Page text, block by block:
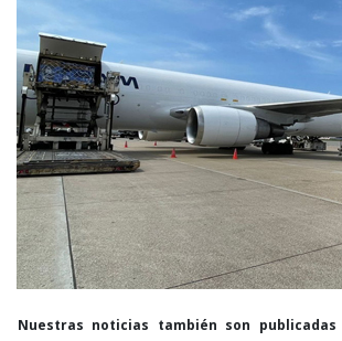
Nuestras noticias también son